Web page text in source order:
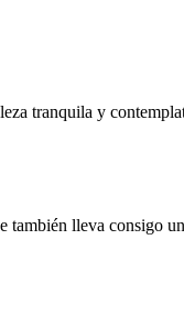
tranquila y
también lleva consigo